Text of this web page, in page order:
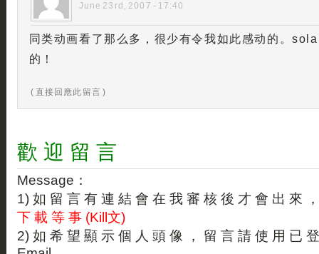
June 23rd, 2007 - 17:40
同类动画看了那么多，很少有令我如此感动的。
的！
( 直接回應此留言 )
歡 迎 留 言
Message：
1) 如 留 言 有 連 結 會 在 我 審 核 後 才 會 出 來
下 載 等 事 (Kill文)
2) 如 希 望 顯 示 個 人 頭 像 ， 留 言 請 使 用 已